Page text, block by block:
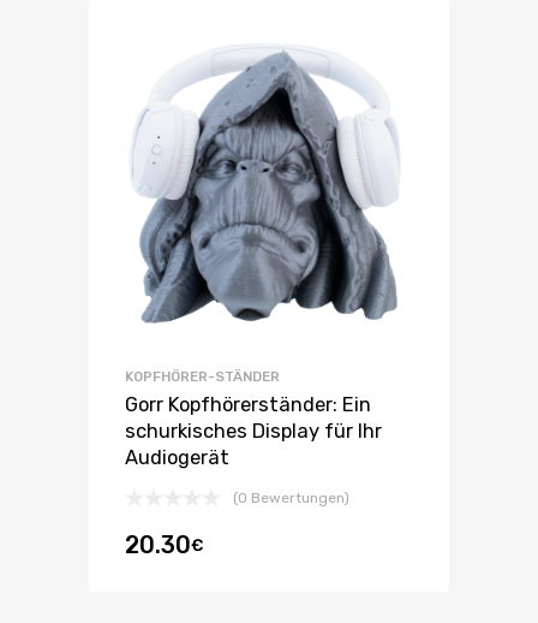
KOPFHÖRER-STÄNDER
Gorr Kopfhörerständer: Ein
schurkisches Display für Ihr
Audiogerät
(0 Bewertungen)
20.30€